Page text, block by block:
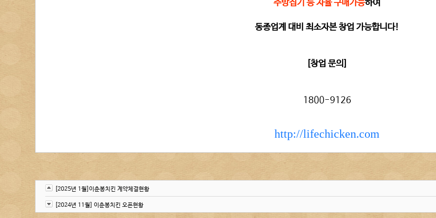
주방집기 등 자율 구매가능하여
동종업계 대비 최소자본 창업 가능합니다!
[창업 문의]
1800-9126
http://lifechicken.com
[2025년 1월]이춘봉치킨 계약체결현황
[2024년 11월] 이춘봉치킨 오픈현황